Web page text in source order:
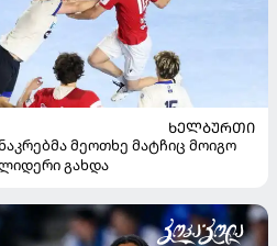
ᲮᲔᲚᲑᲣᲠᲗᲘ
მეოთხე მატჩიც მოიგო
გახდა